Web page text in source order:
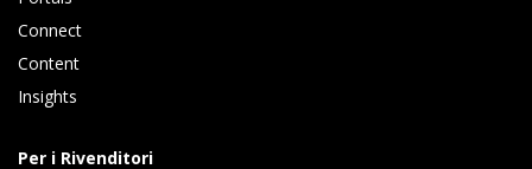
Connect
Content
Insights
Per i Rivenditori